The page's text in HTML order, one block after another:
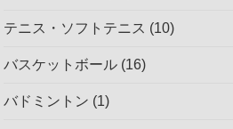
テニス・ソフトテニス (10)
バスケットボール (16)
バドミントン (1)